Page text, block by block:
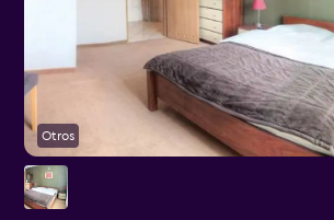
Otros